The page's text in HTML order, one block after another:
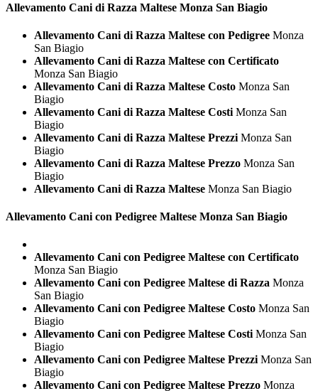
Allevamento Cani di Razza Maltese Monza San Biagio
Allevamento Cani di Razza Maltese con Pedigree Monza
San Biagio
Allevamento Cani di Razza Maltese con Certificato
Monza San Biagio
Allevamento Cani di Razza Maltese Costo Monza San
Biagio
Allevamento Cani di Razza Maltese Costi Monza San
Biagio
Allevamento Cani di Razza Maltese Prezzi Monza San
Biagio
Allevamento Cani di Razza Maltese Prezzo Monza San
Biagio
Allevamento Cani di Razza Maltese Monza San Biagio
Allevamento Cani con Pedigree Maltese Monza San Biagio
Allevamento Cani con Pedigree Maltese con Certificato
Monza San Biagio
Allevamento Cani con Pedigree Maltese di Razza Monza
San Biagio
Allevamento Cani con Pedigree Maltese Costo Monza San
Biagio
Allevamento Cani con Pedigree Maltese Costi Monza San
Biagio
Allevamento Cani con Pedigree Maltese Prezzi Monza San
Biagio
Allevamento Cani con Pedigree Maltese Prezzo Monza